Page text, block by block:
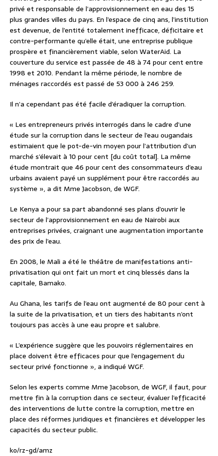
privé et responsable de l’approvisionnement en eau des 15
plus grandes villes du pays. En l’espace de cinq ans, l’institution
est devenue, de l’entité totalement inefficace, déficitaire et
contre-performante qu’elle était, une entreprise publique
prospère et financièrement viable, selon WaterAid. La
couverture du service est passée de 48 à 74 pour cent entre
1998 et 2010. Pendant la même période, le nombre de
ménages raccordés est passé de 53 000 à 246 259.
Il n’a cependant pas été facile d’éradiquer la corruption.
« Les entrepreneurs privés interrogés dans le cadre d’une
étude sur la corruption dans le secteur de l’eau ougandais
estimaient que le pot-de-vin moyen pour l’attribution d’un
marché s’élevait à 10 pour cent [du coût total]. La même
étude montrait que 46 pour cent des consommateurs d’eau
urbains avaient payé un supplément pour être raccordés au
système », a dit Mme Jacobson, de WGF.
Le Kenya a pour sa part abandonné ses plans d’ouvrir le
secteur de l’approvisionnement en eau de Nairobi aux
entreprises privées, craignant une augmentation importante
des prix de l’eau.
En 2008, le Mali a été le théâtre de manifestations anti-
privatisation qui ont fait un mort et cinq blessés dans la
capitale, Bamako.
Au Ghana, les tarifs de l’eau ont augmenté de 80 pour cent à
la suite de la privatisation, et un tiers des habitants n’ont
toujours pas accès à une eau propre et salubre.
« L’expérience suggère que les pouvoirs réglementaires en
place doivent être efficaces pour que l’engagement du
secteur privé fonctionne », a indiqué WGF.
Selon les experts comme Mme Jacobson, de WGF, il faut, pour
mettre fin à la corruption dans ce secteur, évaluer l’efficacité
des interventions de lutte contre la corruption, mettre en
place des réformes juridiques et financières et développer les
capacités du secteur public.
ko/rz-gd/amz